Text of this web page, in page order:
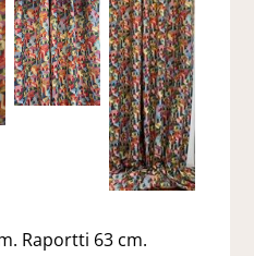
Raportti 63 cm.